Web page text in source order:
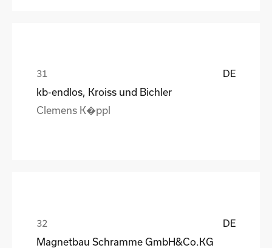
DE
kb-endlos, Kroiss und Bichler
Clemens K�ppl
DE
Magnetbau Schramme GmbH&Co.KG